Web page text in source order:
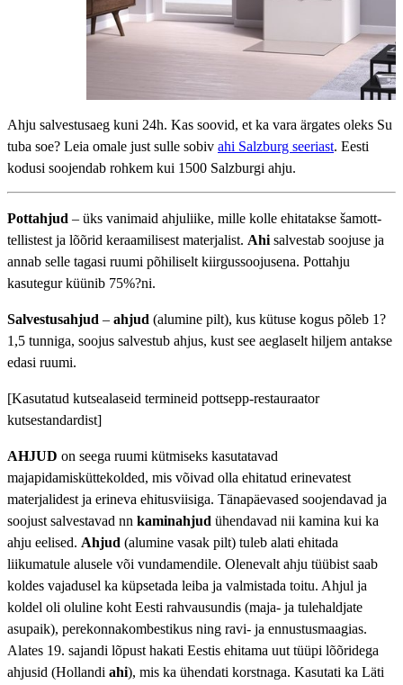
Ahju salvestusaeg kuni 24h. Kas soovid, et ka vara ärgates oleks Su
tuba soe? Leia omale just sulle sobiv ahi Salzburg seeriast. Eesti
kodusi soojendab rohkem kui 1500 Salzburgi ahju.
Pottahjud – üks vanimaid ahjuliike, mille kolle ehitatakse šamott-
tellistest ja lõõrid keraamilisest materjalist. Ahi salvestab soojuse ja
annab selle tagasi ruumi põhiliselt kiirgussoojusena. Pottahju
kasutegur küünib 75%?ni.
Salvestusahjud – ahjud (alumine pilt), kus kütuse kogus põleb 1?
1,5 tunniga, soojus salvestub ahjus, kust see aeglaselt hiljem antakse
edasi ruumi.
[Kasutatud kutsealaseid termineid pottsepp-restauraator
kutsestandardist]
AHJUD on seega ruumi kütmiseks kasutatavad
majapidamisküttekolded, mis võivad olla ehitatud erinevatest
materjalidest ja erineva ehitusviisiga. Tänapäevased soojendavad ja
soojust salvestavad nn kaminahjud ühendavad nii kamina kui ka
ahju eelised. Ahjud (alumine vasak pilt) tuleb alati ehitada
liikumatule alusele või vundamendile. Olenevalt ahju tüübist saab
koldes vajadusel ka küpsetada leiba ja valmistada toitu. Ahjul ja
koldel oli oluline koht Eesti rahvausundis (maja- ja tulehaldjate
asupaik), perekonnakombestikus ning ravi- ja ennustusmaagias.
Alates 19. sajandi lõpust hakati Eestis ehitama uut tüüpi lõõridega
ahjusid (Hollandi ahi), mis ka ühendati korstnaga. Kasutati ka Läti